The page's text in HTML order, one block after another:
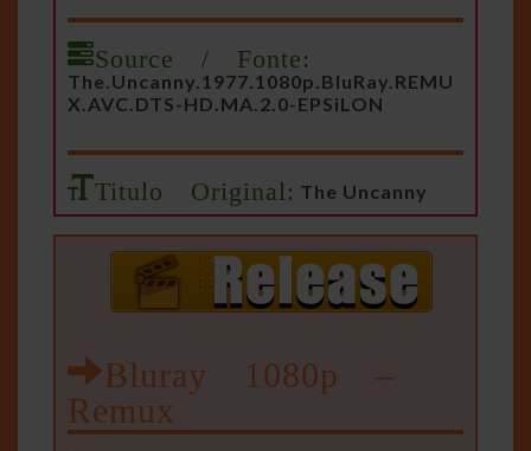
Source / Fonte:
The.Uncanny.1977.1080p.BluRay.REMU
X.AVC.DTS-HD.MA.2.0-EPSiLON
Titulo Original: The Uncanny
Bluray 1080p –
Remux